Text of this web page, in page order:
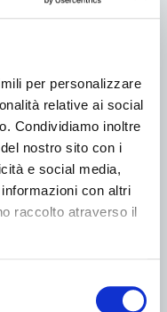
per personalizzare
relative ai social
Condividiamo inoltre
nostro sito con i
e social media,
con altri
raccolto atraverso il
in alluminio